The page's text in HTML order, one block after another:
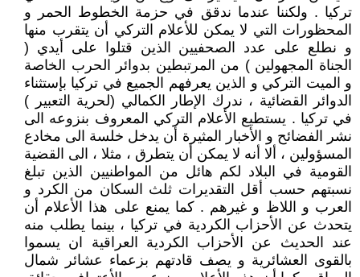
تركيا . ولكننا عندما ندقق في حزمة الخطوط الحمر و
المحظورات التي لا يمكن للأعلام التركي أن يتقرب منها
و نطلع على عدد الصحفيين الذين قتلوا على أيدي (
الجناة المجهولين ) من المرتبطين بدوائر الحرب الخاصة
و الميت التركي و الذين يعرفهم الجميع في تركيا بإستثناء
الدوائر القضائية ، ندرك الإطار الكمالي (لحرية التعبير )
في تركيا . يستطيع الأعلام التركي المعروف بنزوعه الى
نشر الفضائح و الأخبار المثيرة أن يدخل خلسة الى مخادع
المسؤولين ، ألا أنه لا يمكن أن يتطرق ، مثلا ، الى القضية
القومية في البلاد لكم هائل من المواطنيين الذين تبلغ
نسبتهم حسب أقل التقديرات ثلث السكان من الكرد و
العرب و اللاظ و غيرهم . كما يمنع على هذا الأعلام أن
يتحدث عن الأحزاب الكردية في تركيا ، بينما يطلب منه
عند الحديث عن الأحزاب الكردية العراقية ان يسموا
بالقوى العشائرية و يصف قادتهم بزعماء عشائر شمال